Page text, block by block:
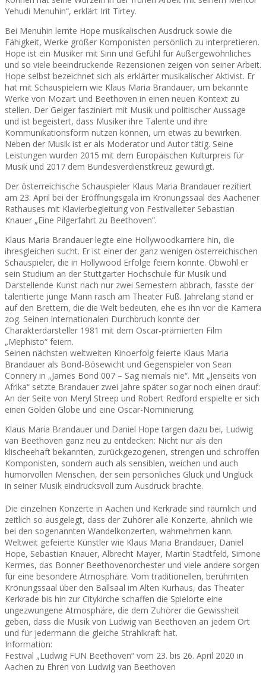
Yehudi Menuhin“, erklärt Irit Tirtey.
Bei Menuhin lernte Hope musikalischen Ausdruck sowie die
Fähigkeit, Werke großer Komponisten persönlich zu interpretieren.
Hope ist ein Musiker mit Sinn und Gefühl für Außergewöhnliches
und so viele beeindruckende Rezensionen zeigen von seiner Arbeit.
Hope selbst bezeichnet sich als erklärter musikalischer Aktivist. Er
hat mit Schauspielern wie Klaus Maria Brandauer, um bekannte
Werke von Mozart und Beethoven in einen neuen Kontext zu
stellen. Der Geiger fasziniert mit Musik und politischer Aussage
und ist begeistert, dass Musiker ihre Talente und ihre
Kommunikationsform nutzen können, um etwas zu bewirken.
Neben der Musik ist er als Moderator und Autor tätig. Seine
Leistungen wurden 2015 mit dem Europäischen Kulturpreis für
Musik und 2017 dem Bundesverdienstkreuz gewürdigt.
Der österreichische Schauspieler Klaus Maria Brandauer rezitiert
am 23. April bei der Eröffnungsgala im Krönungssaal des Aachener
Rathauses mit Klavierbegleitung von Festivalleiter Sebastian
Knauer „Eine Pilgerfahrt zu Beethoven”.
Klaus Maria Brandauer legte eine Hollywoodkarriere hin, die
ihresgleichen sucht. Er ist einer der ganz wenigen österreichischen
Schauspieler, die in Hollywood Erfolge feiern konnte. Obwohl er
sein Studium an der Stuttgarter Hochschule für Musik und
Darstellende Kunst nach nur zwei Semestern abbrach, fasste der
talentierte junge Mann rasch am Theater Fuß. Jahrelang stand er
auf den Brettern, die die Welt bedeuten, ehe es ihn vor die Kamera
zog. Seinen internationalen Durchbruch konnte der
Charakterdarsteller 1981 mit dem Oscar-prämierten Film
„Mephisto“ feiern.
Seinen nächsten weltweiten Kinoerfolg feierte Klaus Maria
Brandauer als Bond-Bösewicht und Gegenspieler von Sean
Connery in „James Bond 007 – Sag niemals nie“. Mit „Jenseits von
Afrika“ setzte Brandauer zwei Jahre später sogar noch einen drauf:
An der Seite von Meryl Streep und Robert Redford erspielte er sich
einen Golden Globe und eine Oscar-Nominierung.
Klaus Maria Brandauer und Daniel Hope targen dazu bei, Ludwig
van Beethoven ganz neu zu entdecken: Nicht nur als den
klischeehaft bekannten, zurückgezogenen, strengen und schroffen
Komponisten, sondern auch als sensiblen, weichen und auch
humorvollen Menschen, der sein persönliches Glück und Unglück
in seiner Musik eindrucksvoll zum Ausdruck brachte.
Die einzelnen Konzerte in Aachen und Kerkrade sind räumlich und
zeitlich so ausgelegt, dass der Zuhörer alle Konzerte, ähnlich wie
bei den sogenannten Wandelkonzerten, wahrnehmen kann.
Weltweit gefeierte Künstler wie Klaus Maria Brandauer, Daniel
Hope, Sebastian Knauer, Albrecht Mayer, Martin Stadtfeld, Simone
Kermes, das Bonner Beethovenorchester und viele andere sorgen
für eine besondere Atmosphäre. Vom traditionellen, berühmten
Krönungssaal über den Ballsaal im Alten Kurhaus, das Theater
Kerkrade bis hin zur Citykirche schaffen die Spielorte eine
ungezwungene Atmosphäre, die dem Zuhörer die Gewissheit
geben, dass die Musik von Ludwig van Beethoven an jedem Ort
und für jedermann die gleiche Strahlkraft hat.
Information:
Festival „Ludwig FUN Beethoven“ vom 23. bis 26. April 2020 in
Aachen zu Ehren von Ludwig van Beethoven